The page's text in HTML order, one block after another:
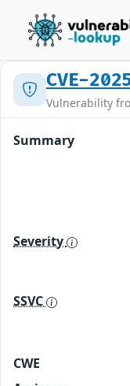
CVE-
Vulnerability
Summary
Severity
SSVC
CWE